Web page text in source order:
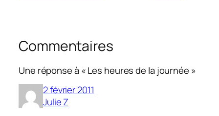
Commentaires
Une réponse à « Les heures de la journée »
2 février 2011
Julie Z